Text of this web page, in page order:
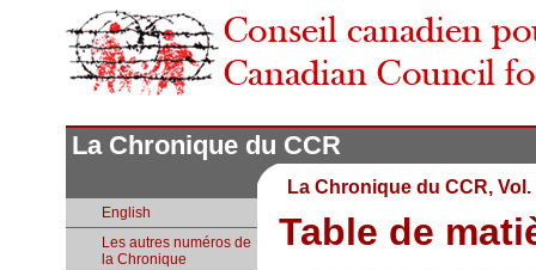
La Chronique du CCR
La Chronique du CCR,
English
Les autres numéros de
la Chronique
Table de